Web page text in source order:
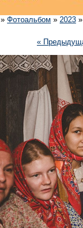
»Фотоальбом »2023
«